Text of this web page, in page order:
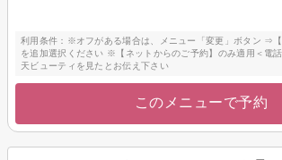
利用条件：※オフがある場合は、メニュー「変更」ボタン ⇒
を追加選択ください ※【ネットからのご予約】のみ適用＜電
天ビューティを見たとお伝え下さい
このメニューで予約